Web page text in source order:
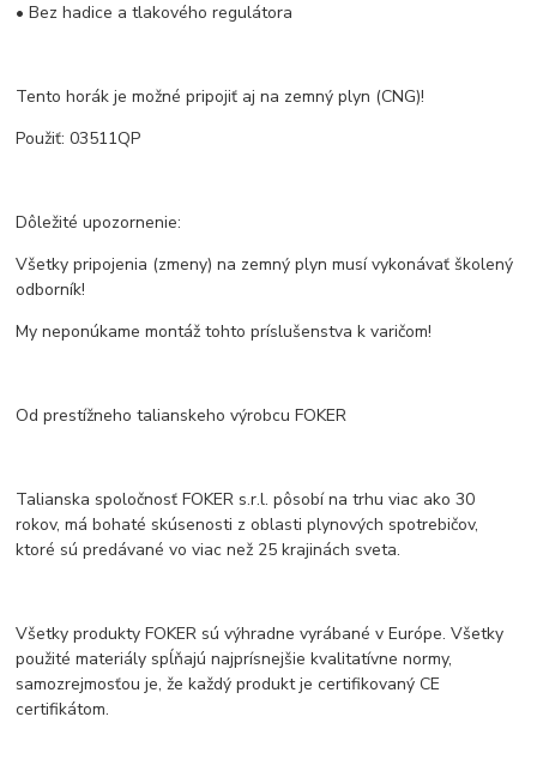
• Bez hadice a tlakového regulátora
Tento horák je možné pripojiť aj na zemný plyn (CNG)!
Použiť: 03511QP
Dôležité upozornenie:
Všetky pripojenia (zmeny) na zemný plyn musí vykonávať školený
odborník!
My neponúkame montáž tohto príslušenstva k varičom!
Od prestížneho talianskeho výrobcu FOKER
Talianska spoločnosť FOKER s.r.l. pôsobí na trhu viac ako 30
rokov, má bohaté skúsenosti z oblasti plynových spotrebičov,
ktoré sú predávané vo viac než 25 krajinách sveta.
Všetky produkty FOKER sú výhradne vyrábané v Európe. Všetky
použité materiály spĺňajú najprísnejšie kvalitatívne normy,
samozrejmosťou je, že každý produkt je certifikovaný CE
certifikátom.